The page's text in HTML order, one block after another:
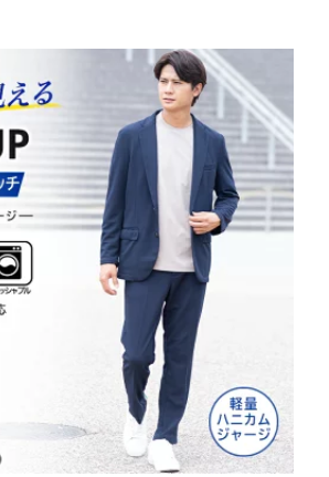
ィス ゴルフ ウォッシャブル スリム 春夏秋